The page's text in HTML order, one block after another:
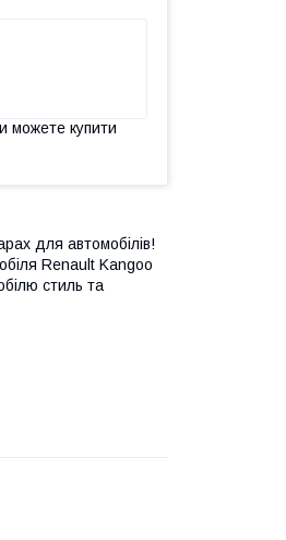
можете купити
для автомобілів!
Renault Kangoo
стиль та